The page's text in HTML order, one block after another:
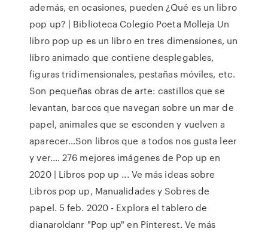
además, en ocasiones, pueden ¿Qué es un libro
pop up? | Biblioteca Colegio Poeta Molleja Un
libro pop up es un libro en tres dimensiones, un
libro animado que contiene desplegables,
figuras tridimensionales, pestañas móviles, etc.
Son pequeñas obras de arte: castillos que se
levantan, barcos que navegan sobre un mar de
papel, animales que se esconden y vuelven a
aparecer…Son libros que a todos nos gusta leer
y ver.… 276 mejores imágenes de Pop up en
2020 | Libros pop up ... Ve más ideas sobre
Libros pop up, Manualidades y Sobres de
papel. 5 feb. 2020 - Explora el tablero de
dianaroldanr "Pop up" en Pinterest. Ve más